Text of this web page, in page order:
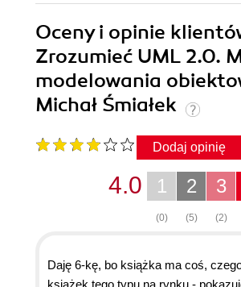
Oceny i opinie
Zrozumieć UML 2.0.
modelowania
Michał Śmiałek
Dodaj opinię
3
(2)
2
(5)
1
(0)
4.0
Daję 6-kę, bo książka ma coś,